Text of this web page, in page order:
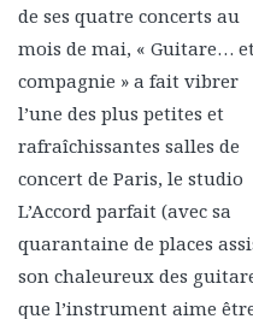
de ses quatre concerts au
mois de mai, « Guitare…
compagnie » a fait vibrer
l’une des plus petites et
rafraîchissantes salles de
concert de Paris, le studio
L’Accord parfait (avec sa
quarantaine de places
son chaleureux des
que l’instrument aime